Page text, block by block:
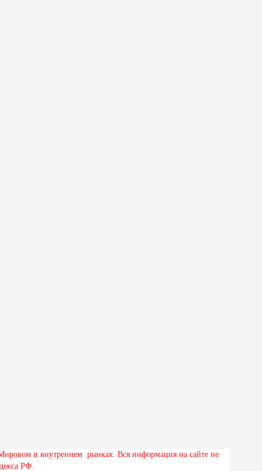
ировом и внутреннем рынках. Вся информация на сайте не
декса РФ.